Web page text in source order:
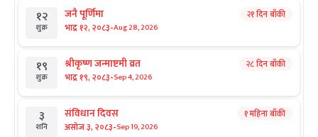
१२
शुक्र
जनै पूर्णिमा
भाद्र १२, २०८३-Aug 28, 2026
२१ दिन बाँकी
१९
शुक्र
श्रीकृष्ण जन्माष्टमी व्रत
भाद्र १९, २०८३-Sep 4, 2026
२८ दिन बाँकी
३
शनि
संविधान दिवस
असोज ३, २०८३-Sep 19, 2026
१ महिना बाँकी